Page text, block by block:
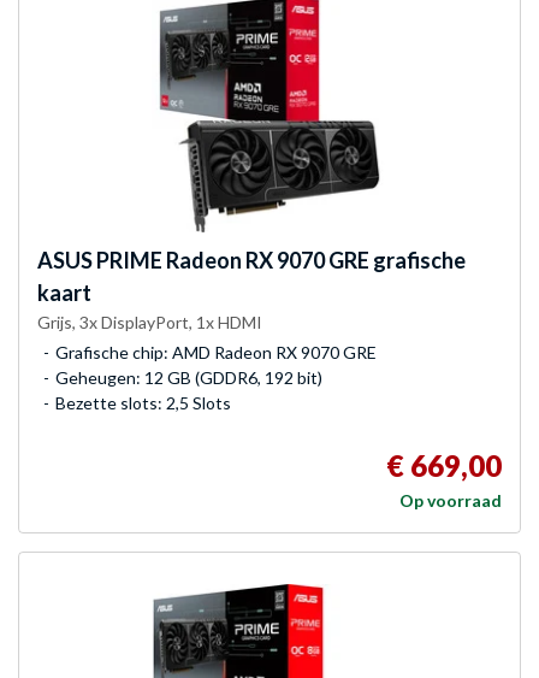
ASUSPRIME Radeon RX 9070 GRE grafische
kaart
Grijs, 3x DisplayPort, 1x HDMI
Grafische chip: AMD Radeon RX 9070 GRE
Geheugen: 12 GB (GDDR6, 192 bit)
Bezette slots: 2,5 Slots
€ 669,00
Op voorraad